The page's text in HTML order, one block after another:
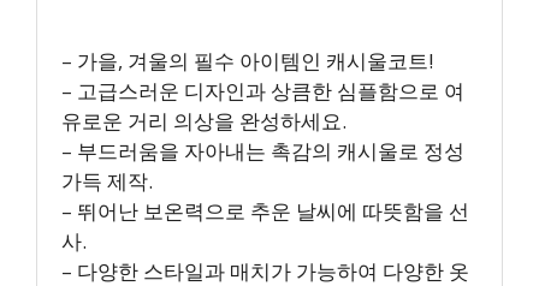
– 가을, 겨울의 필수 아이템인 캐시울코트!
– 고급스러운 디자인과 상큼한 심플함으로 여
유로운 거리 의상을 완성하세요.
– 부드러움을 자아내는 촉감의 캐시울로 정성
가득 제작.
– 뛰어난 보온력으로 추운 날씨에 따뜻함을 선
사.
– 다양한 스타일과 매치가 가능하여 다양한 옷